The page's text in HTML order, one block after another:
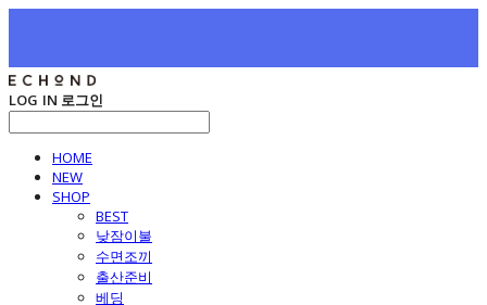
LOG IN 로그인
HOME
NEW
SHOP
BEST
낮잠이불
수면조끼
출산준비
베딩